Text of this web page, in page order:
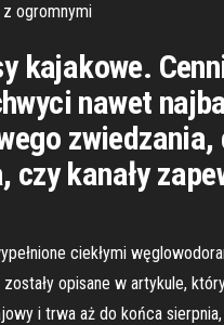
z ogromnymi
kajakowe.
nawet
zwiedzania,
kanały
ciekłymi
opisane w artykule,
i trwa aż do końca